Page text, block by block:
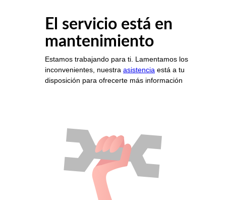
El servicio está en
mantenimiento
Estamos trabajando para ti. Lamentamos los
inconvenientes, nuestra asistencia está a tu
disposición para ofrecerte más información